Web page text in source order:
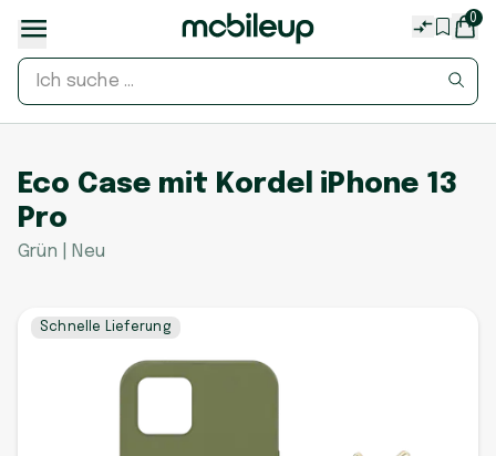
0
Eco Case mit Kordel iPhone 13
Pro
Grün | Neu
Schnelle Lieferung